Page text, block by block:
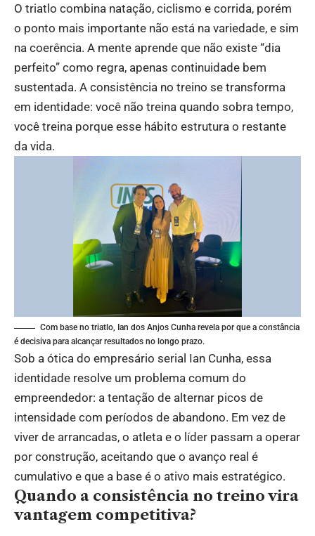
O triatlo combina natação, ciclismo e corrida, porém
o ponto mais importante não está na variedade, e sim
na coerência. A mente aprende que não existe “dia
perfeito” como regra, apenas continuidade bem
sustentada. A consistência no treino se transforma
em identidade: você não treina quando sobra tempo,
você treina porque esse hábito estrutura o restante
da vida.
Com base no triatlo, Ian dos Anjos Cunha revela por que a constância
é decisiva para alcançar resultados no longo prazo.
Sob a ótica do empresário serial Ian Cunha, essa
identidade resolve um problema comum do
empreendedor: a tentação de alternar picos de
intensidade com períodos de abandono. Em vez de
viver de arrancadas, o atleta e o líder passam a operar
por construção, aceitando que o avanço real é
cumulativo e que a base é o ativo mais estratégico.
Quando a consistência no treino vira
vantagem competitiva?